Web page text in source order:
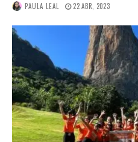
PAULA LEAL 22 ABR, 2023